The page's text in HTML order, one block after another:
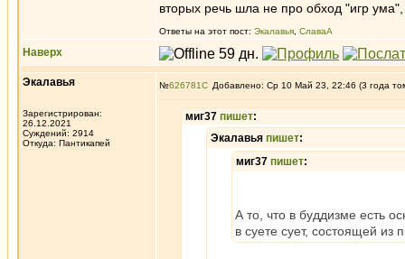
вторых речь шла не про обход "игр
Ответы на этот пост: Экалавья СлаваА
Наверх
Экалавья
Зарегистрирован:
26.12.2021
Суждений: 2914
Откуда: Пантикапей
№626781 Добавлено: Ср 10 Май 23, 22:46 (3 года
миг37 пишет:
Экалавья пишет:
миг37 пишет:
А то, что в буддизме есть
в суете сует, состоящей из